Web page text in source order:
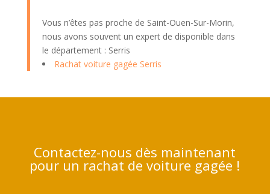
Vous n’êtes pas proche de Saint-Ouen-Sur-Morin,
nous avons souvent un expert de disponible dans
le département : Serris
Rachat voiture gagée Serris
Contactez-nous dès maintenant
pour un rachat de voiture gagée !